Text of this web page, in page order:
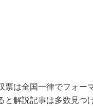
は全国一律でフォー
と解説記事は多数見つ